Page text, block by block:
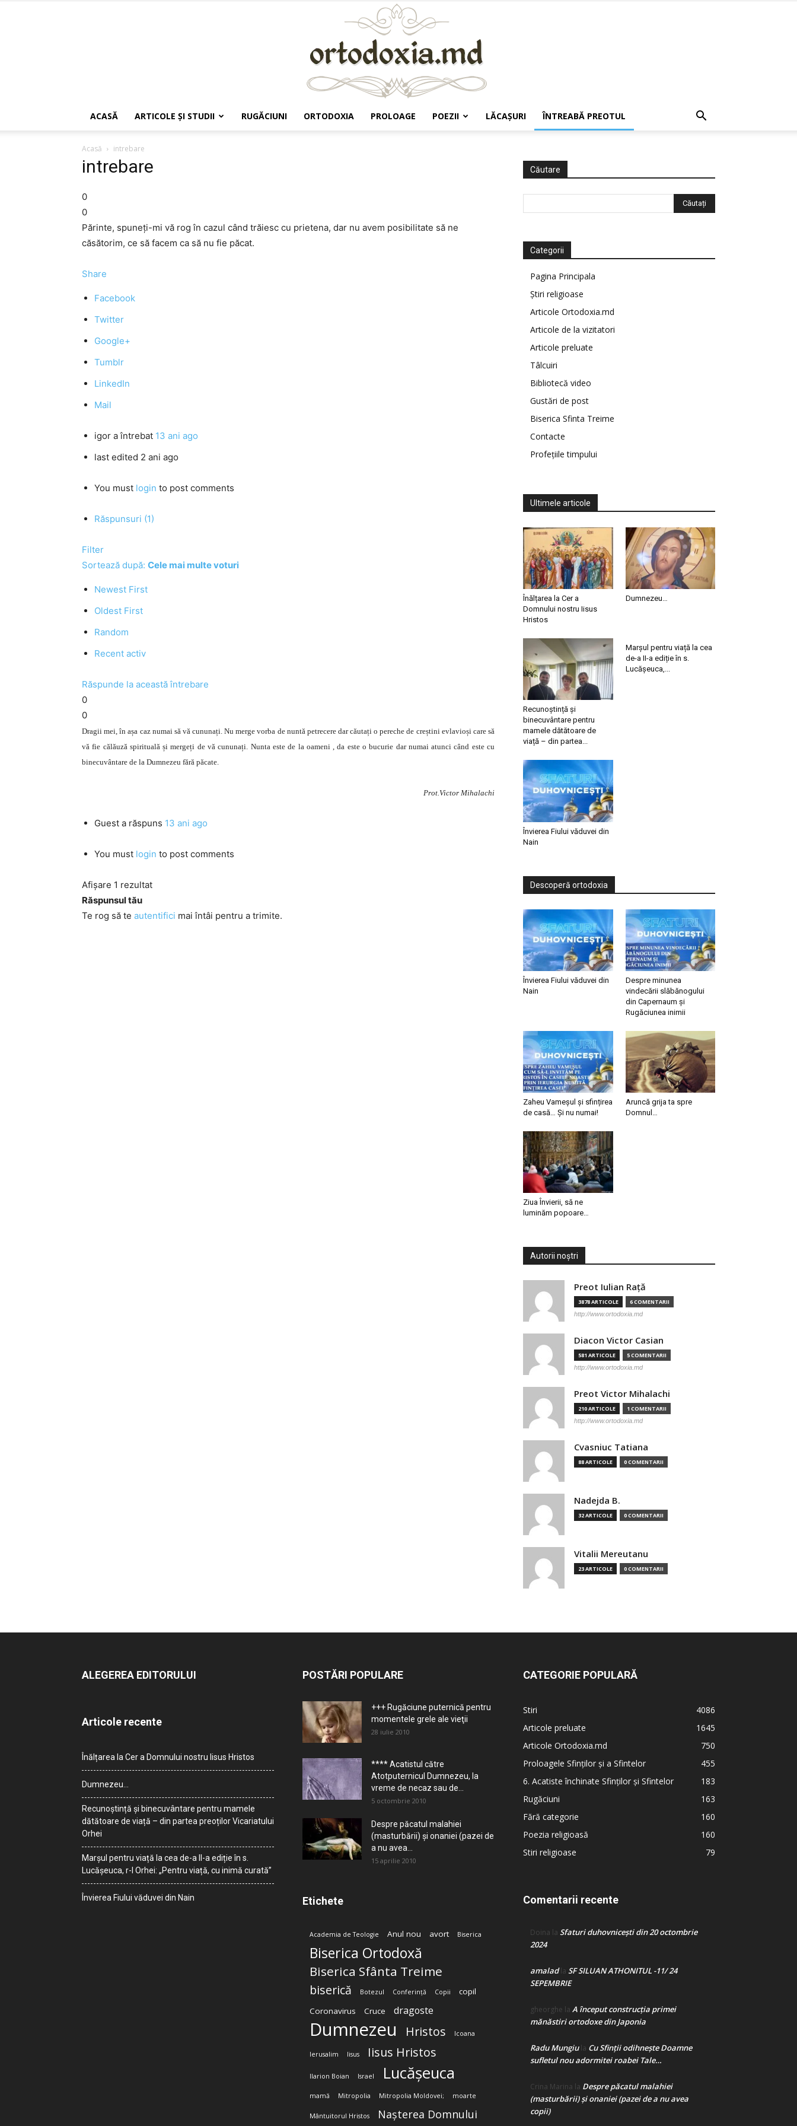
ACASĂ ARTICOLE ŞI STUDII RUGĂCIUNI ORTODOXIA PROLOAGE POEZII LĂCAŞURI ÎNTREABĂ PREOTUL
Acasă intrebare
intrebare
0
0
Părinte, spuneţi-mi vă rog în cazul când trăiesc cu prietena, dar nu avem posibilitate să ne
căsătorim, ce să facem ca să nu fie păcat.
Share
Facebook
Twitter
Google+
Tumblr
LinkedIn
Mail
igor a întrebat 13 ani ago
last edited 2 ani ago
You must login to post comments
Răspunsuri (1)
Filter
Sortează după: Cele mai multe voturi
Newest First
Oldest First
Random
Recent activ
Răspunde la această întrebare
0
0
Dragii mei, în așa caz numai să vă cununați. Nu merge vorba de nuntă petrecere dar căutați o pereche de creștini evlavioși care să
vă fie călăuză spirituală și mergeți de vă cununați. Nunta este de la oameni , da este o bucurie dar numai atunci când este cu
binecuvântare de la Dumnezeu fără păcate.
Prot.Victor Mihalachi
Guest a răspuns 13 ani ago
You must login to post comments
Afișare 1 rezultat
Răspunsul tău
Te rog să te autentifici mai întâi pentru a trimite.
Căutare
Categorii
Pagina Principala
Știri religioase
Articole Ortodoxia.md
Articole de la vizitatori
Articole preluate
Tâlcuiri
Bibliotecă video
Gustări de post
Biserica Sfinta Treime
Contacte
Profețiile timpului
Ultimele articole
Înălțarea la Cer a
Domnului nostru Iisus
Hristos
Dumnezeu…
Recunoștință și
binecuvântare pentru
mamele dătătoare de
viață – din partea...
Marșul pentru viață la cea
de-a II-a ediție în s.
Lucășeuca,...
Învierea Fiului văduvei din
Nain
Descoperă ortodoxia
Învierea Fiului văduvei din
Nain
Despre minunea
vindecării slăbănogului
din Capernaum și
Rugăciunea inimii
Zaheu Vameșul și sfințirea
de casă… Și nu numai!
Aruncă grija ta spre
Domnul…
Ziua Învierii, să ne
luminăm popoare…
Autorii noștri
Preot Iulian Raţă
3878 ARTICOLE 6 COMENTARII
http://www.ortodoxia.md
Diacon Victor Casian
581 ARTICOLE 5 COMENTARII
http://www.ortodoxia.md
Preot Victor Mihalachi
210 ARTICOLE 1 COMENTARII
http://www.ortodoxia.md
Cvasniuc Tatiana
88 ARTICOLE 0 COMENTARII
Nadejda B.
32 ARTICOLE 0 COMENTARII
Vitalii Mereutanu
23 ARTICOLE 0 COMENTARII
ALEGEREA EDITORULUI
Articole recente
Înălțarea la Cer a Domnului nostru Iisus Hristos
Dumnezeu…
Recunoștință și binecuvântare pentru mamele
dătătoare de viață – din partea preoților Vicariatului
Orhei
Marșul pentru viață la cea de-a II-a ediție în s.
Lucășeuca, r-l Orhei: „Pentru viață, cu inimă curată”
Învierea Fiului văduvei din Nain
POSTĂRI POPULARE
+++ Rugăciune puternică pentru
momentele grele ale vieţii
28 iulie 2010
**** Acatistul către
Atotputernicul Dumnezeu, la
vreme de necaz sau de...
5 octombrie 2010
Despre păcatul malahiei
(masturbării) şi onaniei (pazei de
a nu avea...
15 aprilie 2010
Etichete
Academia de Teologie Anul nou avort Biserica
Biserica Ortodoxă
Biserica Sfânta Treime
biserică Botezul Conferință Copii
copil
Coronavirus
Cruce dragoste
Dumnezeu Hristos Icoana
Ierusalim Iisus Iisus Hristos
Ilarion Boian Israel Lucășeuca
mamă Mitropolia Mitropolia Moldovei; moarte
Mântuitorul Hristos Nașterea Domnului
CATEGORIE POPULARĂ
Stiri
4086
Articole preluate
1645
Articole Ortodoxia.md
750
Proloagele Sfinților și a Sfintelor
455
6. Acatiste închinate Sfinților și Sfintelor
183
Rugăciuni
163
Fără categorie
160
Poezia religioasă
160
Stiri religioase
79
Comentarii recente
Doina la Sfaturi duhovnicești din 20 octombrie
2024
amaladla SF SILUAN ATHONITUL -11/ 24
SEPEMBRIE
gheorghe la A început construcţia primei
mănăstiri ortodoxe din Japonia
Radu Mungiula Cu Sfinții odihnește Doamne
sufletul nou adormitei roabei Tale…
Crina Marina la Despre păcatul malahiei
(masturbării) şi onaniei (pazei de a nu avea
copii)